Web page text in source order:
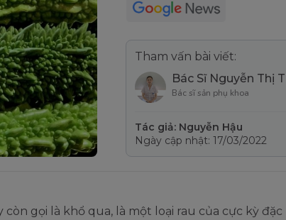
Tham vấn bài viết:
Bác Sĩ Nguyễn Thị
Bác sĩ sản phụ khoa
Tác giả: Nguyễn Hậu
Ngày cập nhật: 17/03/2022
còn gọi là khổ qua, là một loại rau của cực kỳ đặc